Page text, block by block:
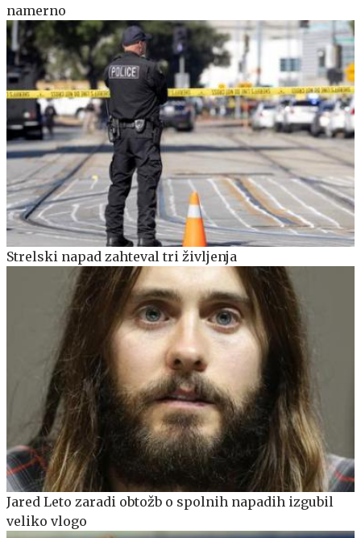
namerno
Strelski napad zahteval tri življenja
Jared Leto zaradi obtožb o spolnih napadih izgubil
veliko vlogo